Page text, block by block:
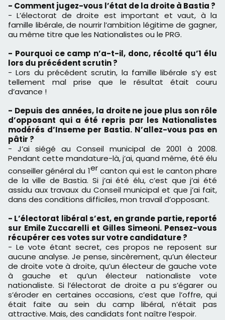
- Comment jugez-vous l’état de la droite à Bastia ?
- L’électorat de droite est important et vaut, à la
famille libérale, de nourrir l’ambition légitime de gagner,
au même titre que les Nationalistes ou le PRG.
- Pourquoi ce camp n’a-t-il, donc, récolté qu’1 élu
lors du précédent scrutin ?
- Lors du précédent scrutin, la famille libérale s’y est
tellement mal prise que le résultat était couru
d’avance !
- Depuis des années, la droite ne joue plus son rôle
d’opposant qui a été repris par les Nationalistes
modérés d’Inseme per Bastia. N’allez-vous pas en
pâtir ?
- J’ai siégé au Conseil municipal de 2001 à 2008.
Pendant cette mandature-là, j’ai, quand même, été élu
conseiller général du 1ercanton qui est le canton phare
de la ville de Bastia. Si j’ai été élu, c’est que j’ai été
assidu aux travaux du Conseil municipal et que j’ai fait,
dans des conditions difficiles, mon travail d’opposant.
- L’électorat libéral s’est, en grande partie, reporté
sur Emile Zuccarelli et Gilles Simeoni. Pensez-vous
récupérer ces votes sur votre candidature ?
- Le vote étant secret, ces propos ne reposent sur
aucune analyse. Je pense, sincèrement, qu’un électeur
de droite vote à droite, qu’un électeur de gauche vote
à gauche et qu’un électeur nationaliste vote
nationaliste. Si l’électorat de droite a pu s’égarer ou
s’éroder en certaines occasions, c’est que l’offre, qui
était faite au sein du camp libéral, n’était pas
attractive. Mais, des candidats font naître l’espoir.